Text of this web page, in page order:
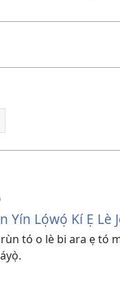
Yín Lọ́wọ́ Kí Ẹ Lè
tó o lè bi ara ẹ tó